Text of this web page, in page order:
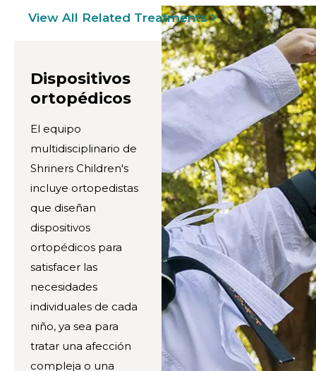
View All Related Treatments
Dispositivos
ortopédicos
El equipo
multidisciplinario de
Shriners Children's
incluye ortopedistas
que diseñan
dispositivos
ortopédicos para
satisfacer las
necesidades
individuales de cada
niño, ya sea para
tratar una afección
compleja o una